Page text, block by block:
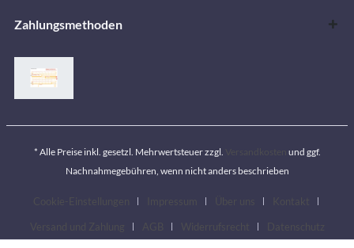
Zahlungsmethoden
* Alle Preise inkl. gesetzl. Mehrwertsteuer zzgl.
und ggf.
Nachnahmegebühren, wenn nicht anders beschrieben